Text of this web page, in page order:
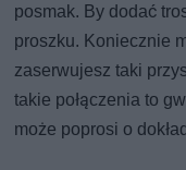
posmak. By dodać
proszku. Koniecznie
zaserwujesz taki
takie połączenia to
może poprosi o